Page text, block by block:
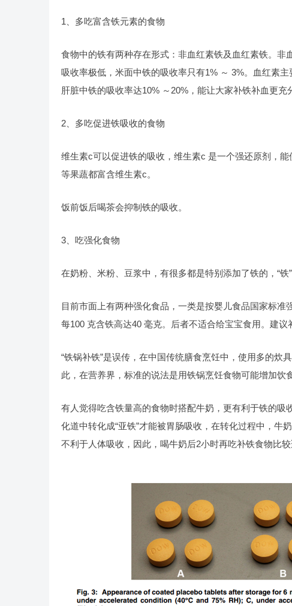
1、多吃富含铁元素的食物
食物中的铁有两种存在形式：非血红素铁及血红素铁。非
吸收率极低，米面中铁的吸收率只有1% ～ 3%。血红素
肝脏中铁的吸收率达10% ～20%，能让大家补铁补血更充
2、多吃促进铁吸收的食物
维生素c可以促进铁的吸收，维生素c 是一个强还原剂，
等果蔬都富含维生素c。
饭前饭后喝茶会抑制铁的吸收。
3、吃强化食物
在奶粉、米粉、豆浆中，有很多都是特别添加了铁的，“
目前市面上有两种强化食品，一类是按婴儿食品国家标准
每100 克含铁高达40 毫克。后者不适合给宝宝食用。建议
“铁锅补铁”是误传，在中国传统膳食烹饪中，使用多的
此，在营养界，标准的说法是用铁锅烹饪食物可能增加饮
有人觉得吃含铁量高的食物时搭配牛奶，更有利于铁的
化道中转化成“亚铁”才能被胃肠吸收，在转化过程中，
不利于人体吸收，因此，喝牛奶后2小时再吃补铁食物比较